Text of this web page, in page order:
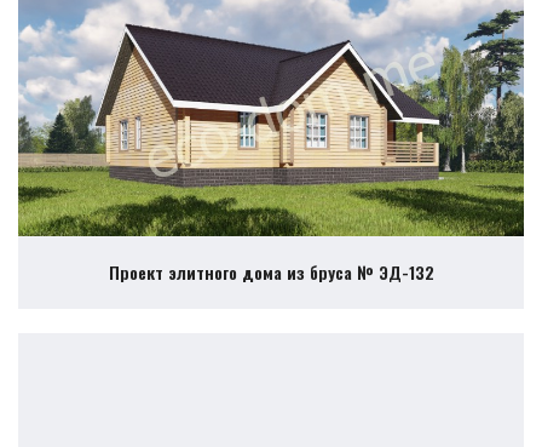
Проект элитного дома из бруса № ЭД-132